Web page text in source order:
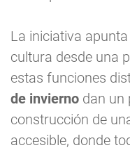
La iniciativa
cultura desde una
estas funciones
de invierno dan un
construcción de
accesible, donde